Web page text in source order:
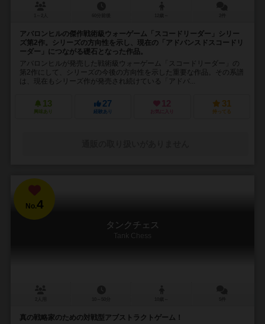
アバロンヒルの傑作戦術級ウォーゲーム「スコードリーダー」シリー
ズ第2作。シリーズの方向性を示し、現在の「アドバンスドスコードリ
ーダー」につながる礎石となった作品。
アバロンヒルが発売した戦術級ウォーゲーム「スコードリーダー」の
第2作にして、シリーズの今後の方向性を示した重要な作品。その系譜
は、現在もシリーズ作が発売され続けている「アドバ...
13
興味あり
27
経験あり
12
お気に入り
31
持ってる
No.4
タンクチェス
Tank Chess
真の戦略家のための対戦型アブストラクトゲーム！